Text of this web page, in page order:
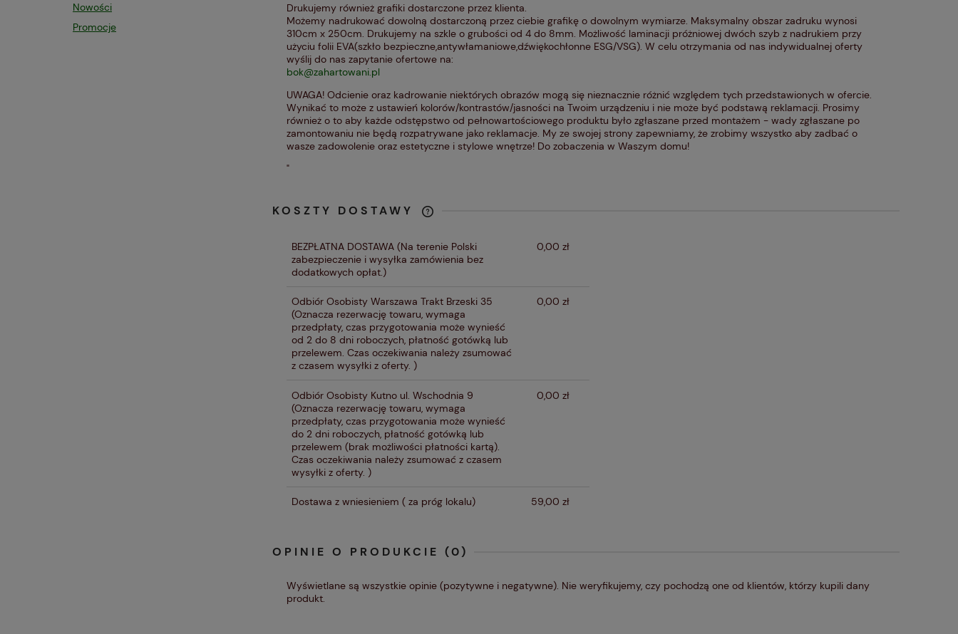
Nowości
Promocje
Drukujemy również grafiki dostarczone przez klienta.
Możemy nadrukować dowolną dostarczoną przez ciebie grafikę o dowolnym wymiarze. Maksymalny obszar zadruku wynosi
310cm x 250cm. Drukujemy na szkle o grubości od 4 do 8mm. Możliwość laminacji próżniowej dwóch szyb z nadrukiem przy
użyciu folii EVA(szkło bezpieczne,antywłamaniowe,dźwiękochłonne ESG/VSG). W celu otrzymania od nas indywidualnej oferty
wyślij do nas zapytanie ofertowe na:
bok@zahartowani.pl
UWAGA! Odcienie oraz kadrowanie niektórych obrazów mogą się nieznacznie różnić względem tych przedstawionych w ofercie.
Wynikać to może z ustawień kolorów/kontrastów/jasności na Twoim urządzeniu i nie może być podstawą reklamacji. Prosimy
również o to aby każde odstępstwo od pełnowartościowego produktu było zgłaszane przed montażem - wady zgłaszane po
zamontowaniu nie będą rozpatrywane jako reklamacje. My ze swojej strony zapewniamy, że zrobimy wszystko aby zadbać o
wasze zadowolenie oraz estetyczne i stylowe wnętrze! Do zobaczenia w Waszym domu!
"
KOSZTY DOSTAWY
CENA NIE ZAWIERA
EWENTUALNYCH KOSZTÓW
BEZPŁATNA DOSTAWA (Na terenie Polski
zabezpieczenie i wysyłka zamówienia bez
dodatkowych opłat.)
0,00 zł
Odbiór Osobisty Warszawa Trakt Brzeski 35
(Oznacza rezerwację towaru, wymaga
przedpłaty, czas przygotowania może wynieść
od 2 do 8 dni roboczych, płatność gotówką lub
przelewem. Czas oczekiwania należy zsumować
z czasem wysyłki z oferty. )
0,00 zł
Odbiór Osobisty Kutno ul. Wschodnia 9
(Oznacza rezerwację towaru, wymaga
przedpłaty, czas przygotowania może wynieść
do 2 dni roboczych, płatność gotówką lub
przelewem (brak możliwości płatności kartą).
Czas oczekiwania należy zsumować z czasem
wysyłki z oferty. )
0,00 zł
Dostawa z wniesieniem ( za próg lokalu) 59,00 zł
OPINIE O PRODUKCIE (0)
Wyświetlane są wszystkie opinie (pozytywne i negatywne). Nie weryfikujemy, czy pochodzą one od klientów, którzy kupili dany
produkt.